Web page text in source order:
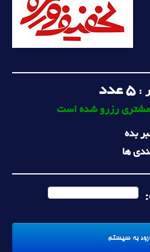
:
5 عدد
مشتری رزرو شده است
بده
ها